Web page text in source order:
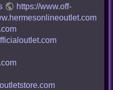
https://www.off-